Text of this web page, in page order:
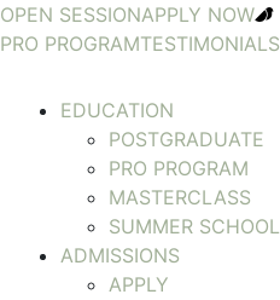
OPEN SESSIONAPPLY NOW
PRO PROGRAMTESTIMONIALS
EDUCATION
POSTGRADUATE
PRO PROGRAM
MASTERCLASS
SUMMER SCHOOL
ADMISSIONS
APPLY